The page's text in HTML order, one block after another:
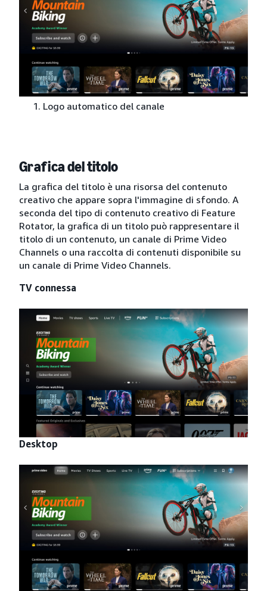
Logo automatico del canale
Grafica del titolo
La grafica del titolo è una risorsa del contenuto
creativo che appare sopra l'immagine di sfondo. A
seconda del tipo di contenuto creativo di Feature
Rotator, la grafica di un titolo può rappresentare il
titolo di un contenuto, un canale di Prime Video
Channels o una raccolta di contenuti disponibile su
un canale di Prime Video Channels.
TV connessa
Desktop